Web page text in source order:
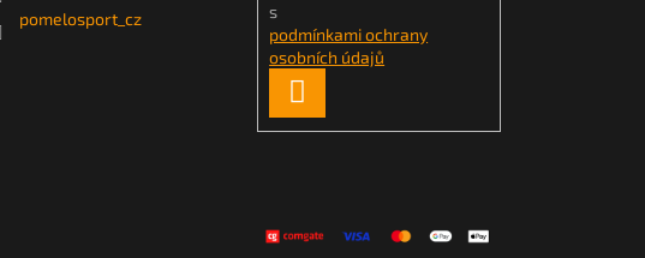
pomelosport_cz
s
podmínkami ochrany
osobních údajů
SE